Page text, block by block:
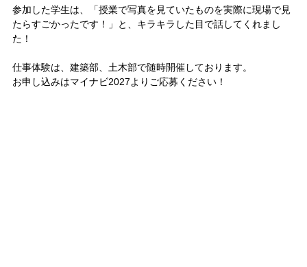
参加した学生は、「授業で写真を見ていたものを実際に現場で見
たらすごかったです！」と、キラキラした目で話してくれまし
た！
仕事体験は、建築部、土木部で随時開催しております。
お申し込みはマイナビ2027よりご応募ください！